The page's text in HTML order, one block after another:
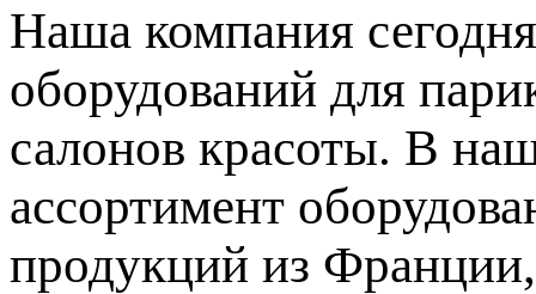
Наша компания
оборудований для
салонов красоты. В
ассортимент
продукций из